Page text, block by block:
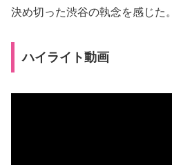
決め切った渋谷の執念を感じた。
ハイライト動画